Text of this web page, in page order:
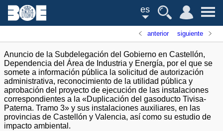
es
anterior siguiente
Anuncio de la Subdelegación del Gobierno en Castellón,
Dependencia del Área de Industria y Energía, por el que se
somete a información pública la solicitud de autorización
administrativa, reconocimiento de la utilidad pública y
aprobación del proyecto de ejecución de las instalaciones
correspondientes a la «Duplicación del gasoducto Tivisa-
Paterna. Tramo 3» y sus instalaciones auxiliares, en las
provincias de Castellón y Valencia, así como su estudio de
impacto ambiental.